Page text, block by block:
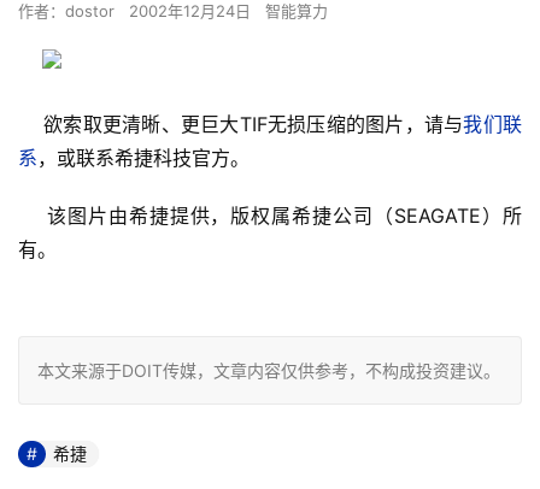
作者： dostor 2002年12月24日 智能算力
欲索取更清晰、更巨大TIF无损压缩的图片，请与我们联
系，或联系希捷科技官方。
该图片由希捷提供，版权属希捷公司（SEAGATE）所
有。
本文来源于DOIT传媒，文章内容仅供参考，不构成投资建议。
希捷